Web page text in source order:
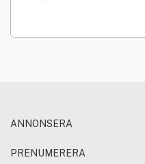
ANNONSERA
PRENUMERERA